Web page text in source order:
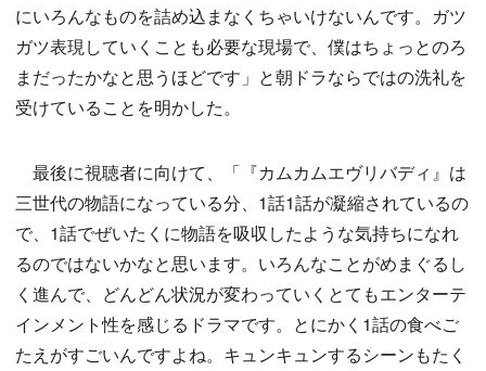
にいろんなものを詰め込まなくちゃいけないんです。ガツ
ガツ表現していくことも必要な現場で、僕はちょっとのろ
まだったかなと思うほどです」と朝ドラならではの洗礼を
受けていることを明かした。
最後に視聴者に向けて、「『カムカムエヴリバディ』は
三世代の物語になっている分、1話1話が凝縮されているの
で、1話でぜいたくに物語を吸収したような気持ちになれ
るのではないかなと思います。いろんなことがめまぐるし
く進んで、どんどん状況が変わっていくとてもエンターテ
インメント性を感じるドラマです。とにかく1話の食べご
たえがすごいんですよね。キュンキュンするシーンもたく